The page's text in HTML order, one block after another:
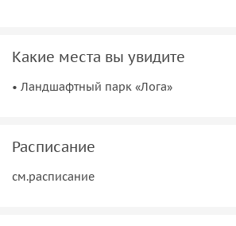
Какие места вы увидите
• Ландшафтный парк «Лога»
Расписание
см.расписание